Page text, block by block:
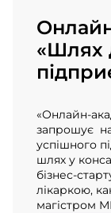
«Шлях
«Онлайн-
запрошує
успішного
шлях у
бізнес-
лікаркою,
магістром